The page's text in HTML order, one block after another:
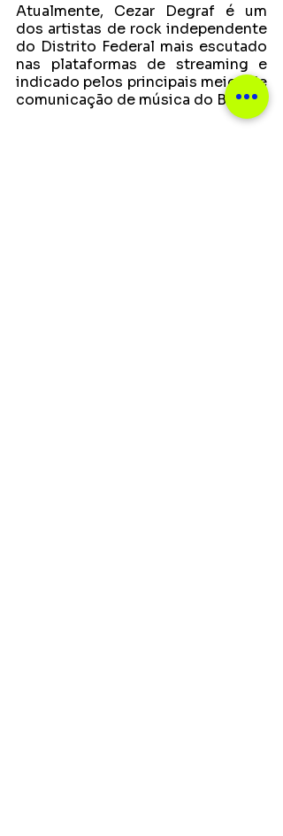
Atualmente, Cezar Degraf é um
dos artistas de rock independente
do Distrito Federal mais escutado
nas plataformas de streaming e
indicado pelos principais meios de
comunicação de música do Brasil.